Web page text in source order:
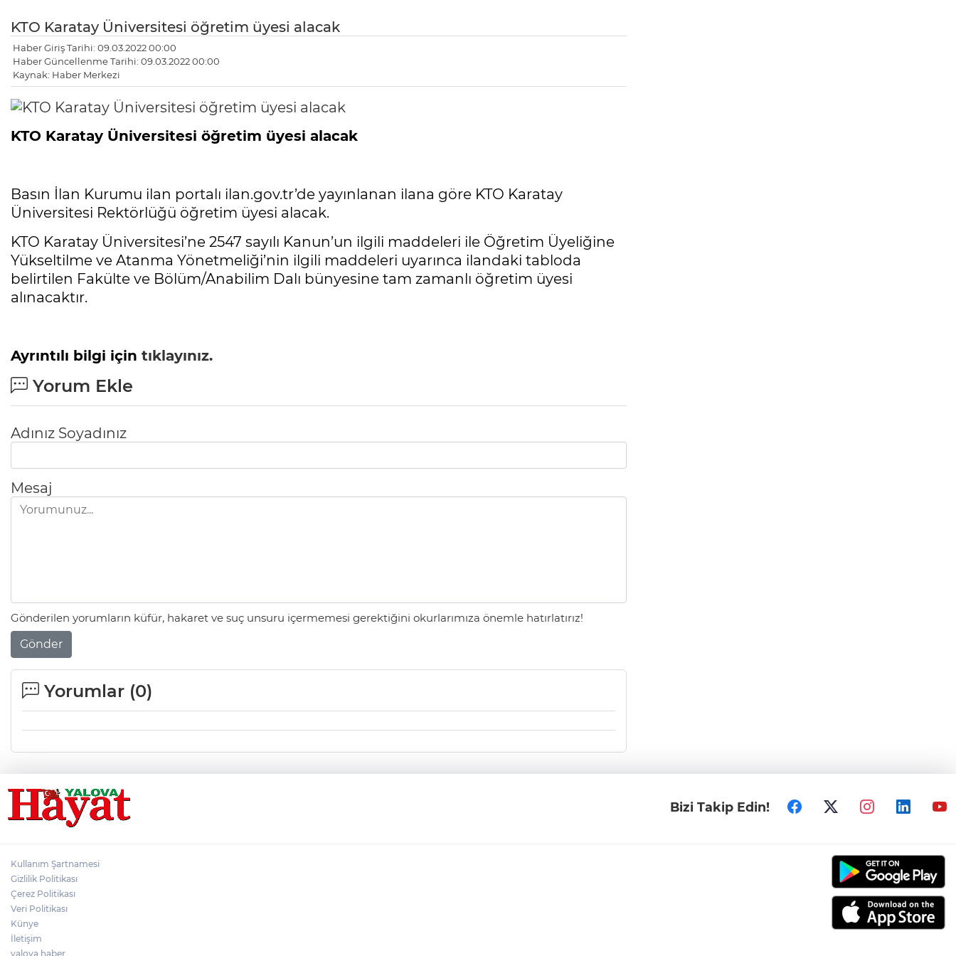
KTO Karatay Üniversitesi öğretim üyesi alacak
Haber Giriş Tarihi: 09.03.2022 00:00
Haber Güncellenme Tarihi: 09.03.2022 00:00
Kaynak: Haber Merkezi
KTO Karatay Üniversitesi öğretim üyesi alacak
Basın İlan Kurumu ilan portalı ilan.gov.tr’de yayınlanan ilana göre KTO Karatay
Üniversitesi Rektörlüğü öğretim üyesi alacak.
KTO Karatay Üniversitesi’ne 2547 sayılı Kanun’un ilgili maddeleri ile Öğretim Üyeliğine
Yükseltilme ve Atanma Yönetmeliği’nin ilgili maddeleri uyarınca ilandaki tabloda
belirtilen Fakülte ve Bölüm/Anabilim Dalı bünyesine tam zamanlı öğretim üyesi
alınacaktır.
Ayrıntılı bilgi için tıklayınız.
Yorum Ekle
Adınız Soyadınız
Mesaj
Gönderilen yorumların küfür, hakaret ve suç unsuru içermemesi gerektiğini okurlarımıza önemle hatırlatırız!
Gönder
Yorumlar (0)
Bizi Takip Edin!
Kullanım Şartnamesi
Gizlilik Politikası
Çerez Politikası
Veri Politikası
Künye
İletişim
yalova haber